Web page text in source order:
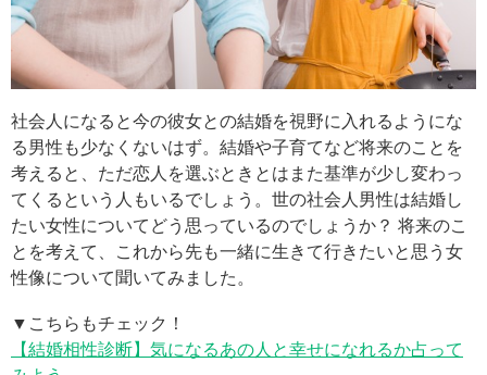
社会人になると今の彼女との結婚を視野に入れるようにな
る男性も少なくないはず。結婚や子育てなど将来のことを
考えると、ただ恋人を選ぶときとはまた基準が少し変わっ
てくるという人もいるでしょう。世の社会人男性は結婚し
たい女性についてどう思っているのでしょうか？ 将来のこ
とを考えて、これから先も一緒に生きて行きたいと思う女
性像について聞いてみました。
▼こちらもチェック！
【結婚相性診断】気になるあの人と幸せになれるか占って